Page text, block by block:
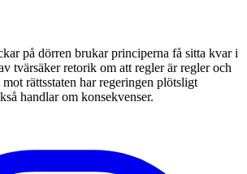
på dörren brukar principerna få sitta kvar i
tvärsäker retorik om att regler är regler och
rättsstaten har regeringen plötsligt
handlar om konsekvenser.